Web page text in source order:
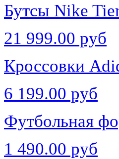
Бутсы Nike
21 999.00 руб
Кроссовки
6 199.00 руб
Футбольная
1 490.00 руб